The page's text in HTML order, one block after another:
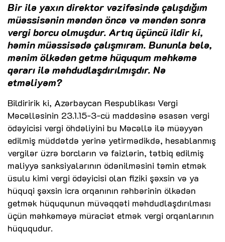
Bir ilə yaxın direktor vəzifəsində çalışdığım
müəssisənin məndən öncə və məndən sonra
vergi borcu olmuşdur. Artıq üçüncü ildir ki,
həmin müəssisədə çalışmıram. Bununla belə,
mənim ölkədən getmə hüququm məhkəmə
qərarı ilə məhdudlaşdırılmışdır. Nə
etməliyəm?
Bildiririk ki, Azərbaycan Respublikası Vergi
Məcəlləsinin 23.1.15-3-cü maddəsinə əsasən vergi
ödəyicisi vergi öhdəliyini bu Məcəllə ilə müəyyən
edilmiş müddətdə yerinə yetirmədikdə, hesablanmış
vergilər üzrə borcların və faizlərin, tətbiq edilmiş
maliyyə sanksiyalarının ödənilməsini təmin etmək
üsulu kimi vergi ödəyicisi olan fiziki şəxsin və ya
hüquqi şəxsin icra orqanının rəhbərinin ölkədən
getmək hüququnun müvəqqəti məhdudlaşdırılması
üçün məhkəməyə müraciət etmək vergi orqanlarının
hüququdur.